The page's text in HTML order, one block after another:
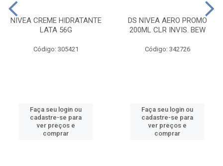
NIVEA CREME HIDRATANTE
LATA 56G
Código: 305421
Faça seu login ou
cadastre-se para
ver preços e
comprar
DS NIVEA AERO PROMO
200ML CLR INVIS. BEW
Código: 342726
Faça seu login ou
cadastre-se para
ver preços e
comprar